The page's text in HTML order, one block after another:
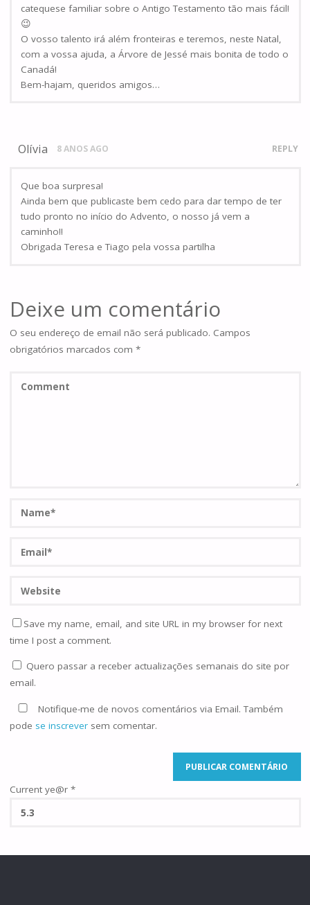
catequese familiar sobre o Antigo Testamento tão mais fácil!
😉
O vosso talento irá além fronteiras e teremos, neste Natal,
com a vossa ajuda, a Árvore de Jessé mais bonita de todo o
Canadá!
Bem-hajam, queridos amigos…
Olívia 8 ANOS AGO REPLY
Que boa surpresa!
Ainda bem que publicaste bem cedo para dar tempo de ter
tudo pronto no início do Advento, o nosso já vem a
caminho!!
Obrigada Teresa e Tiago pela vossa partilha
Deixe um comentário
O seu endereço de email não será publicado. Campos
obrigatórios marcados com *
Save my name, email, and site URL in my browser for next
time I post a comment.
Quero passar a receber actualizações semanais do site por
email.
Notifique-me de novos comentários via Email. Também
pode se inscreversem comentar.
Current ye@r *